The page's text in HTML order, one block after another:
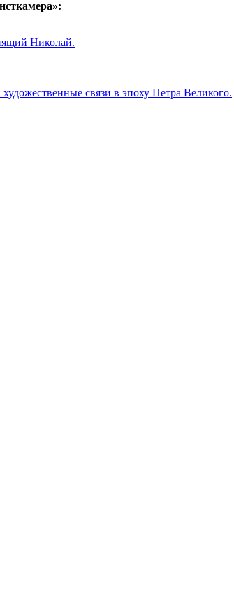
Николай.
связи в эпоху Петра Великого.